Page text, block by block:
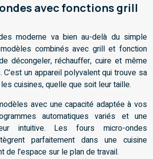
avec fonctions grill
moderne va bien au-delà du simple
combinés avec grill et fonction
décongeler, réchauffer, cuire et même
un appareil polyvalent qui trouve sa
cuisines, quelle que soit leur taille.
avec une capacité adaptée à vos
automatiques variés et une
intuitive. Les fours micro-ondes
parfaitement dans une cuisine
de l’espace sur le plan de travail.